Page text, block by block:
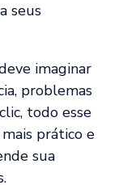
seus
imaginar
problemas
todo esse
prático e
sua